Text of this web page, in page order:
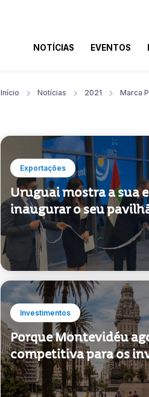
NOTÍCIAS EVENTOS
Início Notícias 2021 Marca
Exportações
Uruguai mostra a sua
inaugurar o seu
Investimentos
Porque Montevidéu
competitiva para os